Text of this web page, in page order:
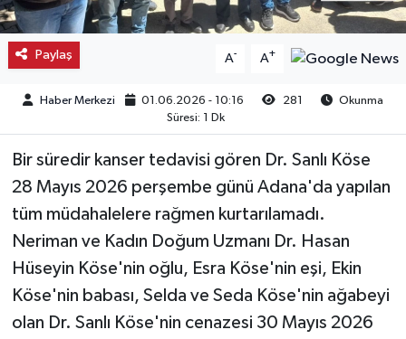
Paylaş A- A+
Haber Merkezi 01.06.2026 - 10:16 281
Okunma
Süresi: 1 Dk
Bir süredir kanser tedavisi gören Dr. Sanlı Köse
28 Mayıs 2026 perşembe günü Adana'da yapılan
tüm müdahalelere rağmen kurtarılamadı.
Neriman ve Kadın Doğum Uzmanı Dr. Hasan
Hüseyin Köse'nin oğlu, Esra Köse'nin eşi, Ekin
Köse'nin babası, Selda ve Seda Köse'nin ağabeyi
olan Dr. Sanlı Köse'nin cenazesi 30 Mayıs 2026
Kargı
Oğuzlar
Ortaköy
Osmancık